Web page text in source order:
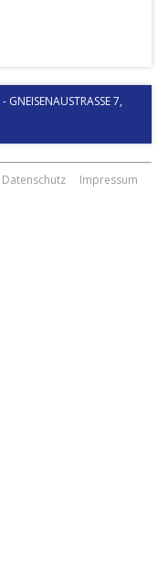
- GNEISENAUSTRASSE 7, 1
Datenschutz Impressum